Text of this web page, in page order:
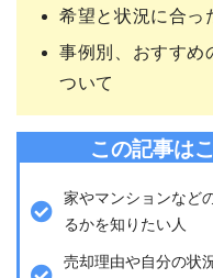
希望と状況に合っ
事例別、おすすめ
ついて
この記事は
家やマンションなど
るかを知りたい人
売却理由や自分の状